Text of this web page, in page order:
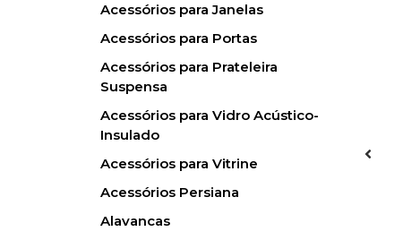
Acessórios para Janelas
Acessórios para Portas
Acessórios para Prateleira
Suspensa
Acessórios para Vidro Acústico-
Insulado
Acessórios para Vitrine
Acessórios Persiana
Alavancas